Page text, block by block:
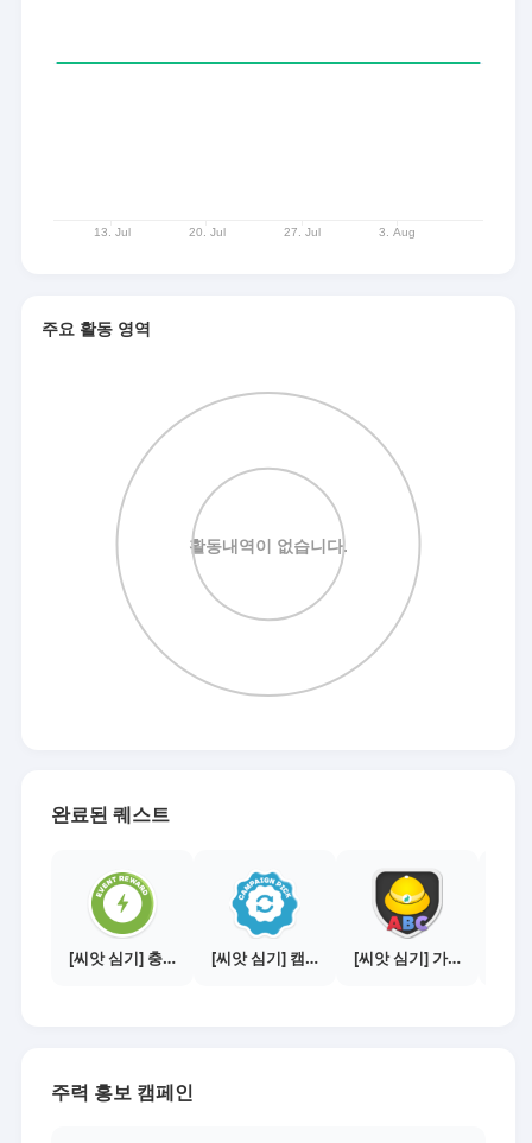
주요 활동 영역
완료된 퀘스트
[씨앗 심기] 충전소에서 이벤트 1건 이상 참여하기 [씨앗 심기] 캠페인 전환하기 [씨앗 심기] 가이드보기 - 매체별 활동 가이드
주력 홍보 캠페인